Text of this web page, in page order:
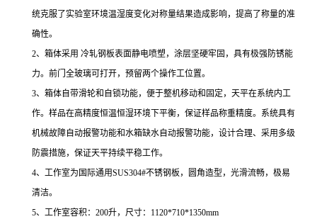
统克服了实验室环境温湿度变化对称量结果造成影响，提高了称量的准
确性。
2、箱体采用 冷轧钢板表面静电喷塑，涂层坚硬牢固，具有极强防锈能
力。前门全玻璃可打开，预留两个操作工位置。
3、箱体自带滑轮和自锁功能，便于整机移动和固定，天平在系统内工
作。样品在高精度恒温恒湿环境下平衡，保证样品称重精度。系统具有
机械故障自动报警功能和水箱缺水自动报警功能，设计合理、采用多级
防震措施，保证天平持续平稳工作。
4、工作室为国际通用SUS304#不锈钢板，圆角造型，光滑流畅，极易
清洁。
5、工作室容积：200升，尺寸：1120*710*1350mm